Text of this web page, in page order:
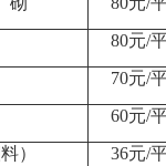
80元/
70元/
60元/
）
36元/